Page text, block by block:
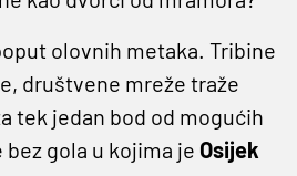
olovnih metaka. Tribine
društvene mreže traže
tek jedan bod od mogućih
gola u kojima je Osijek